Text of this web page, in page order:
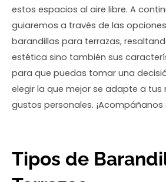
estos espacios al aire libre. A
guiaremos a través de las
barandillas para terrazas,
estética sino también sus
para que puedas tomar una
elegir la que mejor se adapte a tus
gustos personales.
Tipos de